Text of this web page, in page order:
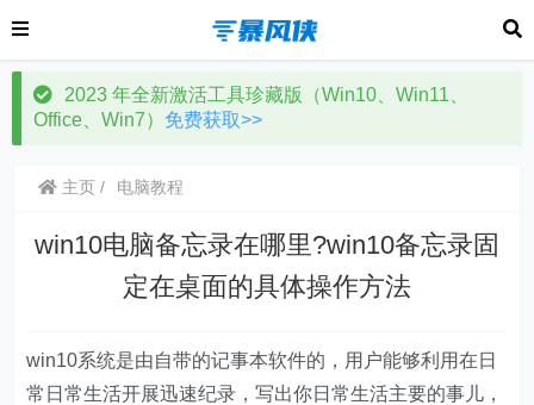
2023 年全新激活工具珍藏版（Win10、Win11、
Office、Win7） 免费获取>>
主页 电脑教程
win10电脑备忘录在哪里?win10备忘录固
定在桌面的具体操作方法
win10系统是由自带的记事本软件的，用户能够利用在日
常日常生活开展迅速纪录，写出你日常生活主要的事儿，